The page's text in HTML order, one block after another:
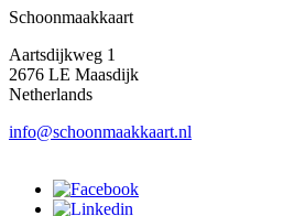
Schoonmaakkaart
Aartsdijkweg 1
2676 LE Maasdijk
Netherlands
info@schoonmaakkaart.nl